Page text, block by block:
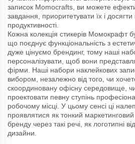
записок Momocrafts, ви можете
завдання, приоритетувати їх і
продуктивності.
Кожна колекція стикерів Момокрафт
що поєднує функціональність з
дуже цінуємо брендинг, тому наші
персоналізувати, щоб вони
фірми. Наші набори наклейкових
вибором, незалежно від того, чи
скоординовану офісну середовище,
проектовати певну ступінь
робочому місці. У цьому сенсі ці
проявлятися як тонкий
бренду через такі речі, як логотипні
дизайни.